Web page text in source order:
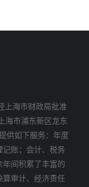
上海市财政局批准
海市浦东新区龙东
供如下服务：年度
账；会计、税务
间积累了丰富的
算审计、经济责任